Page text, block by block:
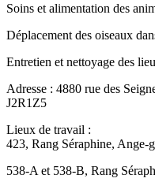
Soins et alimentation des
Déplacement des oiseaux
Entretien et nettoyage des
Adresse : 4880 rue des
J2R1Z5
Lieux de travail :
423, Rang Séraphine, Ange-
538-A et 538-B, Rang